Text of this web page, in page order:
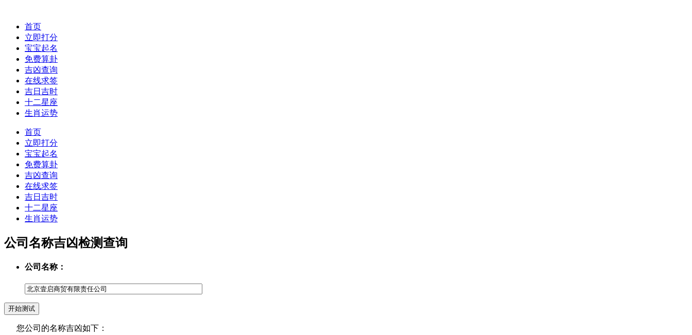
首页
立即打分
宝宝起名
免费算卦
吉凶查询
在线求签
吉日吉时
十二星座
生肖运势
首页
立即打分
宝宝起名
免费算卦
吉凶查询
在线求签
吉日吉时
十二星座
生肖运势
公司名称吉凶检测查询
公司名称：
您公司的名称吉凶如下：